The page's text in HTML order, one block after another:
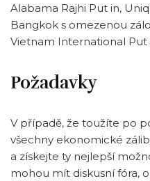
Alabama Rajhi Put in,
Bangkok s omezenou
Vietnam International Put
Požadavky
V případě, že toužíte po
všechny ekonomické
a získejte ty nejlepší
mohou mít diskusní fóra,